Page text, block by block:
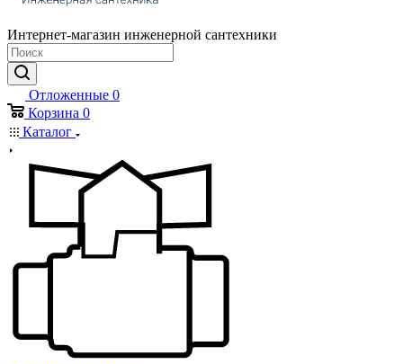
Интернет-магазин инженерной сантехники
Отложенные 0
Корзина 0
Каталог